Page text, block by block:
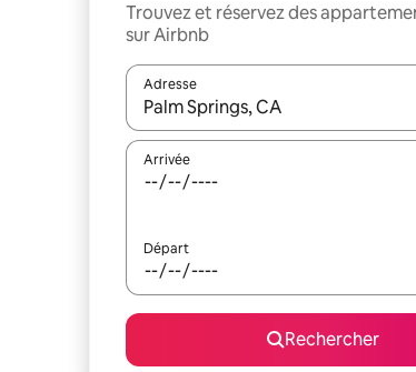
Trouvez et réservez des
sur Airbnb
Adresse
Lorsque les résultats s'affichent,
Arrivée
Départ
Rechercher